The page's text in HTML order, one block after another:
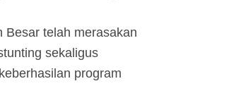
Besar telah merasakan
sekaligus
program